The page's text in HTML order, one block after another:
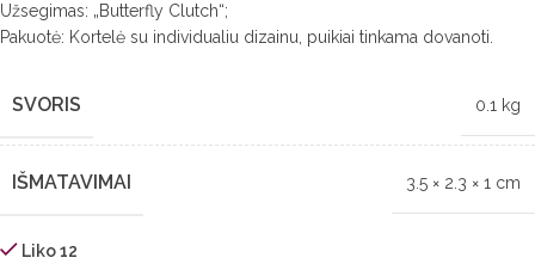
Užsegimas: „Butterfly Clutch“;
Pakuotė: Kortelė su individualiu dizainu, puikiai tinkama dovanoti.
SVORIS 0.1 kg
IŠMATAVIMAI 3.5 × 2.3 × 1 cm
Liko 12